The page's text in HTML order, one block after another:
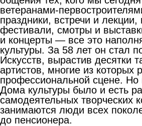
ветеранами-
праздники, встречи и лекции,
фестивали, смотры и
и концерты — все это
культуры. За 58 лет он стал
Искусств, вырастив десятки
артистов, многие из которых
профессиональной сцене. Но
Дома культуры было и есть
самодеятельных творческих
занимаются люди всех
до пенсионера.